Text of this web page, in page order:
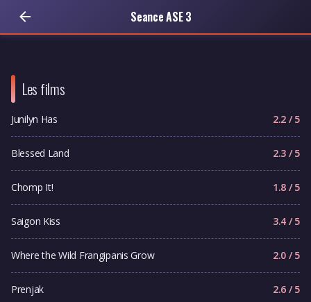
Seance ASE 3
Les films
Junilyn Has 2.2 / 5
Blessed Land 2.3 / 5
Chomp It! 1.8 / 5
Saigon Kiss 3.4 / 5
Where the Wild Frangipanis Grow 2.0 / 5
Prenjak 2.6 / 5